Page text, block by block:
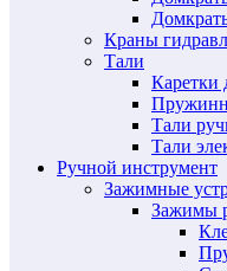
Краны
Тали
Каретки
Тали
Тали
Ручной инструмент
Зажимные
Зажимы